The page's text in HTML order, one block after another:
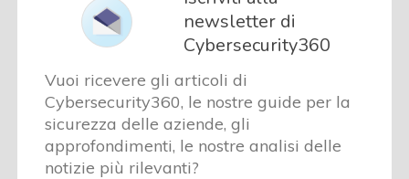
newsletter di
Cybersecurity360
Vuoi ricevere gli articoli di
Cybersecurity360, le nostre guide per la
sicurezza delle aziende, gli
approfondimenti, le nostre analisi delle
notizie più rilevanti?